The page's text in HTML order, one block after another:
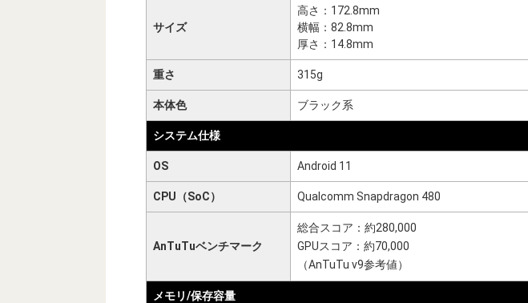
サイズ
高さ：172.8mm
横幅：82.8mm
厚さ：14.8mm
重さ 315g
本体色 ブラック系
システム仕様
OS Android 11
CPU（SoC） Qualcomm Snapdragon 480
AnTuTuベンチマーク
総合スコア：約280,000
GPUスコア：約70,000
（AnTuTu v9参考値）
メモリ/保存容量